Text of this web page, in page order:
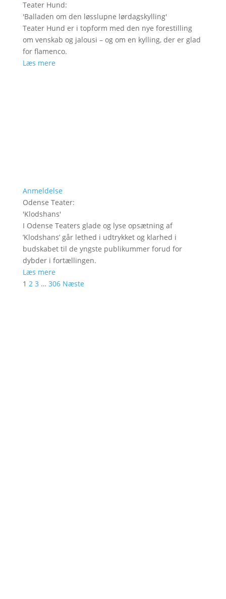
Teater Hund:
'Balladen om den løsslupne lørdagskylling'
Teater Hund er i topform med den nye forestilling
om venskab og jalousi – og om en kylling, der er glad
for flamenco.
Læs mere
Anmeldelse
Odense Teater:
'Klodshans'
I Odense Teaters glade og lyse opsætning af
’Klodshans’ går lethed i udtrykket og klarhed i
budskabet til de yngste publikummer forud for
dybder i fortællingen.
Læs mere
1 2 3 … 306 Næste